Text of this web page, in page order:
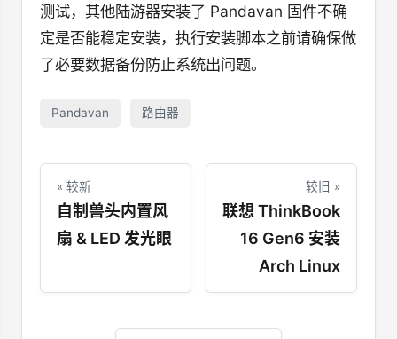
测试，其他陆游器安装了 Pandavan 固件不确
定是否能稳定安装，执行安装脚本之前请确保做
了必要数据备份防止系统出问题。
Pandavan 路由器
« 较新
自制兽头内置风
扇 & LED 发光眼
较旧 »
联想 ThinkBook
16 Gen6 安装
Arch Linux